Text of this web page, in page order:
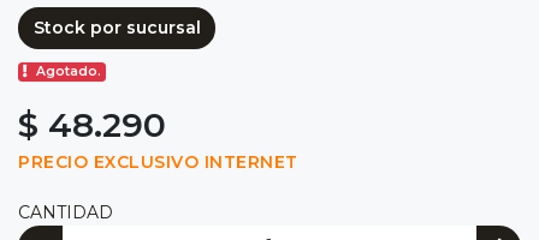
Stock por sucursal
Agotado.
$ 48.290
PRECIO EXCLUSIVO INTERNET
CANTIDAD